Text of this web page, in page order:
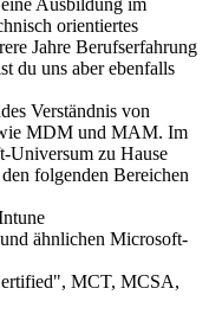
Ausbildung im
orientiertes
Jahre Berufserfahrung
du uns aber ebenfalls
Verständnis von
MDM und MAM. Im
Universum zu Hause
folgenden Bereichen
ähnlichen Microsoft-
MCT, MCSA,